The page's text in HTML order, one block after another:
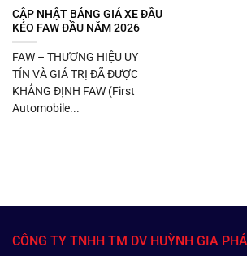
CẬP NHẬT BẢNG GIÁ XE ĐẦU
KÉO FAW ĐẦU NĂM 2026
FAW – THƯƠNG HIỆU UY
TÍN VÀ GIÁ TRỊ ĐÃ ĐƯỢC
KHẲNG ĐỊNH FAW (First
Automobile...
CÔNG TY TNHH TM DV HUỲNH GIA